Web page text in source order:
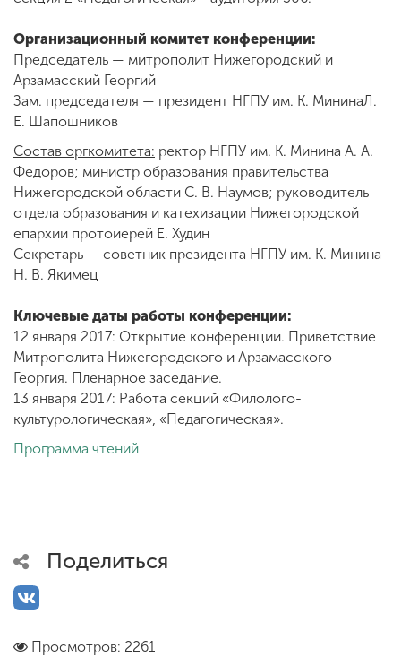
Организационный комитет конференции:
Председатель — митрополит Нижегородский и
Арзамасский Георгий
Зам. председателя — президент НГПУ им. К. МининаЛ.
Е. Шапошников
Состав оргкомитета: ректор НГПУ им. К. Минина А. А.
Федоров; министр образования правительства
Нижегородской области С. В. Наумов; руководитель
отдела образования и катехизации Нижегородской
епархии протоиерей Е. Худин
Секретарь — советник президента НГПУ им. К. Минина
Н. В. Якимец
Ключевые даты работы конференции:
12 января 2017: Открытие конференции. Приветствие
Митрополита Нижегородского и Арзамасского
Георгия. Пленарное заседание.
13 января 2017: Работа секций «Филолого-
культурологическая», «Педагогическая».
Программа чтений
Поделиться
Просмотров: 2261